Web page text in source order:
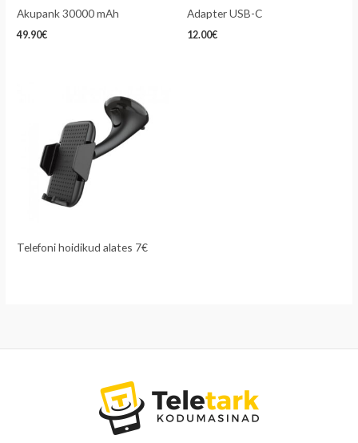
Akupank 30000 mAh
49.90€
Adapter USB-C
12.00€
Telefoni hoidikud alates 7€